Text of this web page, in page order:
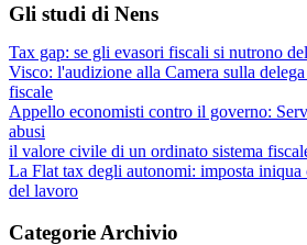
Gli studi di Nens
Tax gap: se gli evasori fiscali si nutrono
Visco: l'audizione alla Camera sulla
fiscale
Appello economisti contro il governo:
abusi
il valore civile di un ordinato sistema
La Flat tax degli autonomi: imposta iniqua
del lavoro
Categorie Archivio